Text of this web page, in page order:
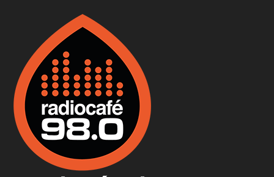
Boston, teadélután, bab és homár
Apr 9, 2026 • 00:37:17
Fermentáljunk, a testünk meghálálja!
Apr 3, 2026 • 00:36:07